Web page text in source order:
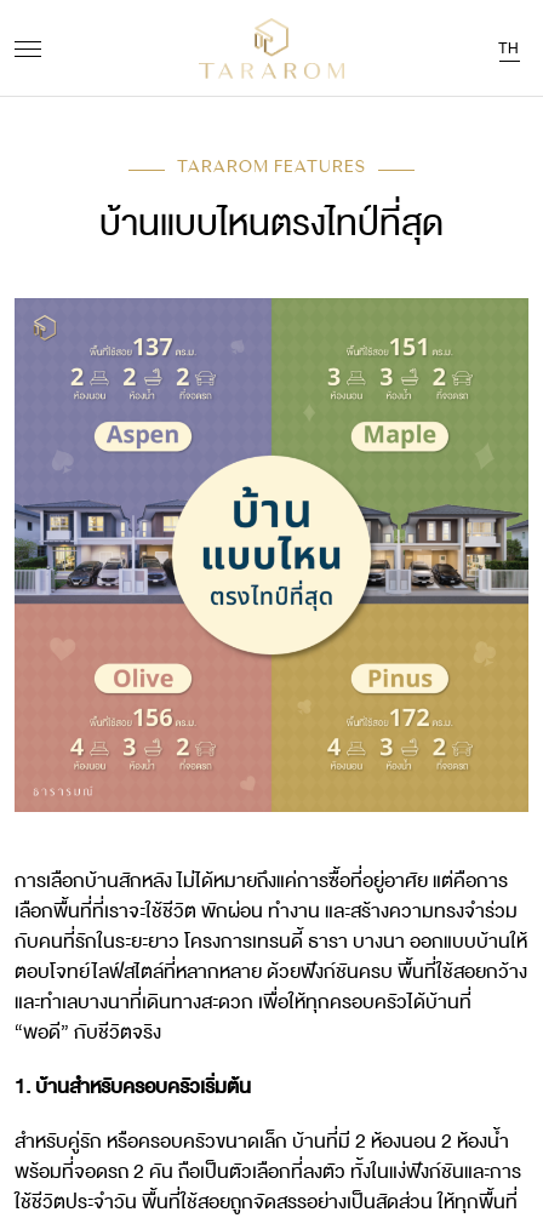
TH
TARAROM FEATURES
บ้านแบบไหนตรงไทป์ที่สุด
การเลือกบ้านสักหลัง ไม่ได้หมายถึงแค่การซื้อที่อยู่อาศัย แต่คือการ
เลือกพื้นที่ที่เราจะใช้ชีวิต พักผ่อน ทำงาน และสร้างความทรงจำร่วม
กับคนที่รักในระยะยาว โครงการเทรนดี้ ธารา บางนา ออกแบบบ้านให้
ตอบโจทย์ไลฟ์สไตล์ที่หลากหลาย ด้วยฟังก์ชันครบ พื้นที่ใช้สอยกว้าง
และทำเลบางนาที่เดินทางสะดวก เพื่อให้ทุกครอบครัวได้บ้านที่
“พอดี” กับชีวิตจริง
1. บ้านสำหรับครอบครัวเริ่มต้น
สำหรับคู่รัก หรือครอบครัวขนาดเล็ก บ้านที่มี 2 ห้องนอน 2 ห้องน้ำ
พร้อมที่จอดรถ 2 คัน ถือเป็นตัวเลือกที่ลงตัว ทั้งในแง่ฟังก์ชันและการ
ใช้ชีวิตประจำวัน พื้นที่ใช้สอยถูกจัดสรรอย่างเป็นสัดส่วน ให้ทุกพื้นที่